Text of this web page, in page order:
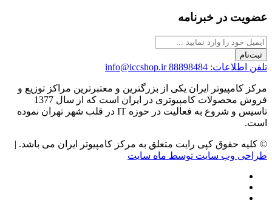
عضویت در خبرنامه
ثبت‌نام
تلفن اطلاعات: 88898484 info@iccshop.ir
مرکز کامپیوتر ایران یکی از بزرگترین و معتبرترین مراکز توزیع و
فروش محصولات کامپیوتری در ایران است که از سال 1377
تاسیس و شروع به فعالیت در حوزه IT در قلب شهر تهران نموده
است.
© کلیه حقوق کپی رایت متعلق به مرکز کامپیوتر ایران می باشد. |
طراحی وب سایت توسط ماه سایت